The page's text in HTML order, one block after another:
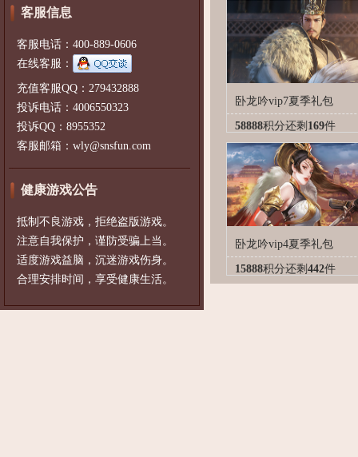
客服信息
客服电话：400-889-0606
在线客服：
充值客服QQ：279432888
投诉电话：4006550323
投诉QQ：8955352
客服邮箱：wly@snsfun.com
健康游戏公告
抵制不良游戏，拒绝盗版游戏。
注意自我保护，谨防受骗上当。
适度游戏益脑，沉迷游戏伤身。
合理安排时间，享受健康生活。
卧龙吟vip7夏季礼包
58888积分还剩 169件
卧龙吟vip4夏季礼包
15888积分还剩 442件